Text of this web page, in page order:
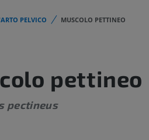
PELVICO MUSCOLO PETTINEO
pettineo
pectineus